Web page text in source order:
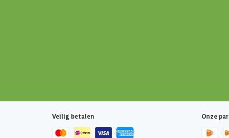
Veilig betalen Onze